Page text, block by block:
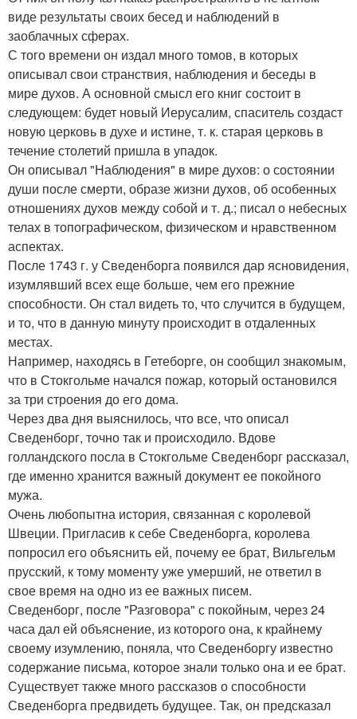
виде результаты своих бесед и наблюдений в
заоблачных сферах.
С того времени он издал много томов, в которых
описывал свои странствия, наблюдения и беседы в
мире духов. А основной смысл его книг состоит в
следующем: будет новый Иерусалим, спаситель создаст
новую церковь в духе и истине, т. к. старая церковь в
течение столетий пришла в упадок.
Он описывал "Наблюдения" в мире духов: о состоянии
души после смерти, образе жизни духов, об особенных
отношениях духов между собой и т. д.; писал о небесных
телах в топографическом, физическом и нравственном
аспектах.
После 1743 г. у Сведенборга появился дар ясновидения,
изумлявший всех еще больше, чем его прежние
способности. Он стал видеть то, что случится в будущем,
и то, что в данную минуту происходит в отдаленных
местах.
Например, находясь в Гетеборге, он сообщил знакомым,
что в Стокгольме начался пожар, который остановился
за три строения до его дома.
Через два дня выяснилось, что все, что описал
Сведенборг, точно так и происходило. Вдове
голландского посла в Стокгольме Сведенборг рассказал,
где именно хранится важный документ ее покойного
мужа.
Очень любопытна история, связанная с королевой
Швеции. Пригласив к себе Сведенборга, королева
попросил его объяснить ей, почему ее брат, Вильгельм
прусский, к тому моменту уже умерший, не ответил в
свое время на одно из ее важных писем.
Сведенборг, после "Разговора" с покойным, через 24
часа дал ей объяснение, из которого она, к крайнему
своему изумлению, поняла, что Сведенборгу известно
содержание письма, которое знали только она и ее брат.
Существует также много рассказов о способности
Сведенборга предвидеть будущее. Так, он предсказал